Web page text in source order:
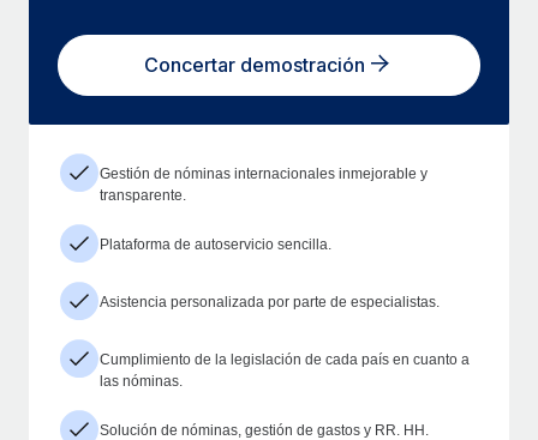
Concertar demostración
Gestión de nóminas internacionales inmejorable y
transparente.
Plataforma de autoservicio sencilla.
Asistencia personalizada por parte de especialistas.
Cumplimiento de la legislación de cada país en cuanto a
las nóminas.
Solución de nóminas, gestión de gastos y RR. HH.